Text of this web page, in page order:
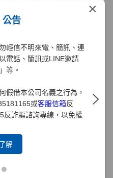
×
公告
輕信不明來電、簡訊、連
電話、簡訊或LINE邀請
等。
假借本公司名義之行為，
或客服信箱反
反詐騙諮詢專線，以免權
解
應商永續作為，同時參考
、《聯合國全球盟約》及
及治理（ESG）」三面
於採購實務中。
購，訂定「綠色採購條
具有環保、節能、能源
永續林業、減碳等標章
關政策，持續參與臺北
及團體實施綠色採購計
集團已連續15年榮獲臺北
色生產鏈，降低環境衝